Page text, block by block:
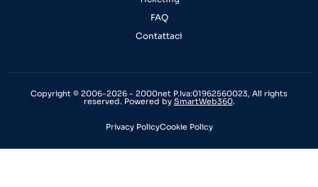
FAQ
Contattaci
Copyright © 2006-2026 - 2000net P.Iva:01962560023, All rights
reserved. Powered by SmartWeb360.
Privacy PolicyCookie Policy